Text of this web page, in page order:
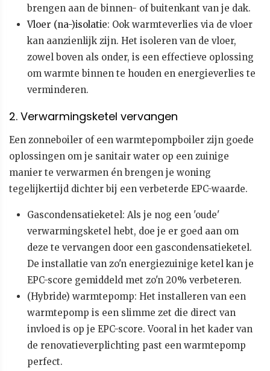
brengen aan de binnen- of buitenkant van je dak.
Vloer (na-)isolatie: Ook warmteverlies via de vloer
kan aanzienlijk zijn. Het isoleren van de vloer,
zowel boven als onder, is een effectieve oplossing
om warmte binnen te houden en energieverlies te
verminderen.
2. Verwarmingsketel vervangen
Een zonneboiler of een warmtepompboiler zijn goede
oplossingen om je sanitair water op een zuinige
manier te verwarmen én brengen je woning
tegelijkertijd dichter bij een verbeterde EPC-waarde.
Gascondensatieketel: Als je nog een 'oude'
verwarmingsketel hebt, doe je er goed aan om
deze te vervangen door een gascondensatieketel.
De installatie van zo'n energiezuinige ketel kan je
EPC-score gemiddeld met zo'n 20% verbeteren.
(Hybride) warmtepomp: Het installeren van een
warmtepomp is een slimme zet die direct van
invloed is op je EPC-score. Vooral in het kader van
de renovatieverplichting past een warmtepomp
perfect.